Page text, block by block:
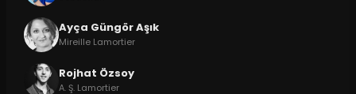
Ayça Güngör Aşık
Mireille Lamortier
Rojhat Özsoy
A. Ş. Lamortier